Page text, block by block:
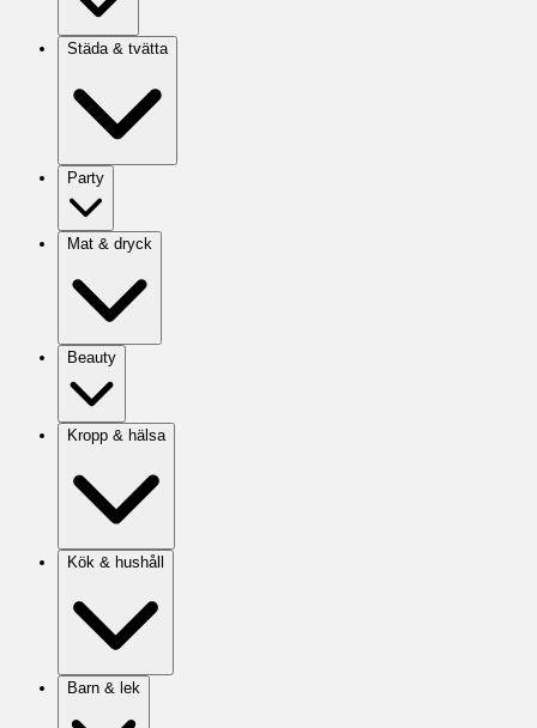
Städa & tvätta
Party
Mat & dryck
Beauty
Kropp & hälsa
Kök & hushåll
Barn & lek